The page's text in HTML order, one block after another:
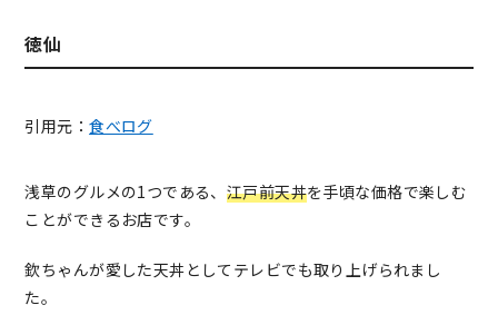
徳仙
引用元：食べログ
浅草のグルメの1つである、 江戸前天丼を手頃な価格で楽しむ
ことができるお店です。
欽ちゃんが愛した天丼としてテレビでも取り上げられまし
た。